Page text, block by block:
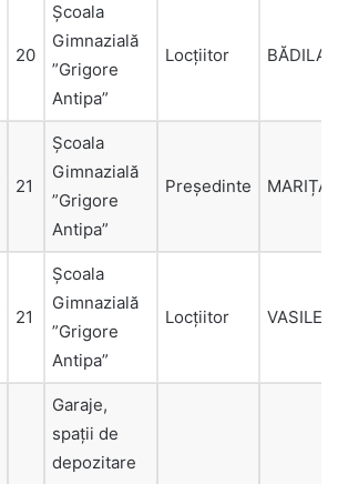
20
Şcoala
Gimnazială
”Grigore
Antipa”
Locțiitor BĂDILAȘ
21
Şcoala
Gimnazială
”Grigore
Antipa”
Președinte
21
Şcoala
Gimnazială
”Grigore
Antipa”
Locțiitor VASILE
Garaje,
spații de
depozitare